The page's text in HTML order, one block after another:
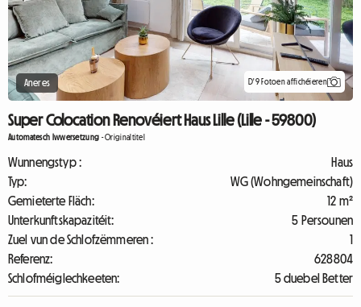
Aneres D'9 Fotoen affichéieren
Super Colocation Renovéiert Haus Lille (Lille - 59800)
Automatesch Iwwersetzung -Originaltitel
Wunnengstyp :
Haus
Typ:
WG (Wohngemeinschaft)
Gemieterte Fläch:
12 m²
Unterkunftskapazitéit:
5 Persounen
Zuel vun de Schlofzëmmeren :
1
Referenz:
628804
Schlofméiglechkeeten:
5 duebel Better